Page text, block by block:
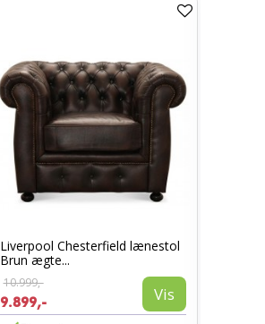
Liverpool Chesterfield lænestol
Brun ægte...
10.999,-
9.899,- Vis